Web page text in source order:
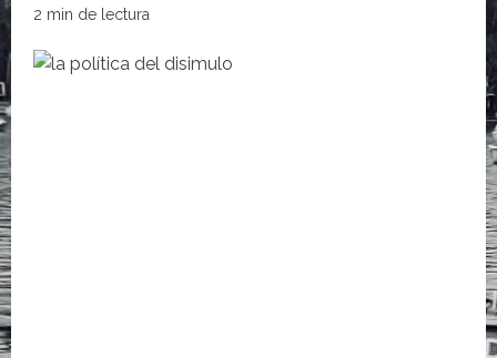
2 min de lectura